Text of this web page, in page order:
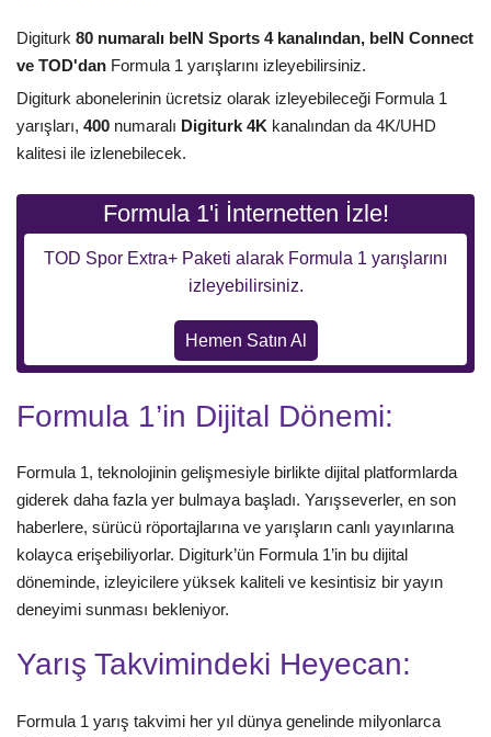
Digiturk 80 numaralı beIN Sports 4 kanalından, beIN Connect
ve TOD'dan Formula 1 yarışlarını izleyebilirsiniz.
Digiturk abonelerinin ücretsiz olarak izleyebileceği Formula 1
yarışları, 400 numaralı Digiturk 4K kanalından da 4K/UHD
kalitesi ile izlenebilecek.
Formula 1'i İnternetten İzle!
TOD Spor Extra+ Paketi alarak Formula 1 yarışlarını
izleyebilirsiniz.
Hemen Satın Al
Formula 1’in Dijital Dönemi:
Formula 1, teknolojinin gelişmesiyle birlikte dijital platformlarda
giderek daha fazla yer bulmaya başladı. Yarışseverler, en son
haberlere, sürücü röportajlarına ve yarışların canlı yayınlarına
kolayca erişebiliyorlar. Digiturk’ün Formula 1’in bu dijital
döneminde, izleyicilere yüksek kaliteli ve kesintisiz bir yayın
deneyimi sunması bekleniyor.
Yarış Takvimindeki Heyecan:
Formula 1 yarış takvimi her yıl dünya genelinde milyonlarca